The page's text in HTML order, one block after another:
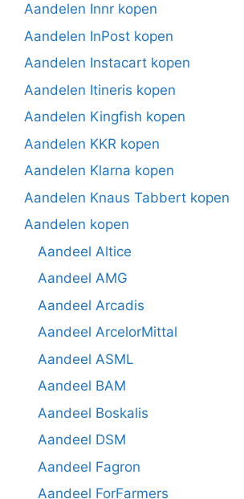
Aandelen Innr kopen
Aandelen InPost kopen
Aandelen Instacart kopen
Aandelen Itineris kopen
Aandelen Kingfish kopen
Aandelen KKR kopen
Aandelen Klarna kopen
Aandelen Knaus Tabbert kopen
Aandelen kopen
Aandeel Altice
Aandeel AMG
Aandeel Arcadis
Aandeel ArcelorMittal
Aandeel ASML
Aandeel BAM
Aandeel Boskalis
Aandeel DSM
Aandeel Fagron
Aandeel ForFarmers